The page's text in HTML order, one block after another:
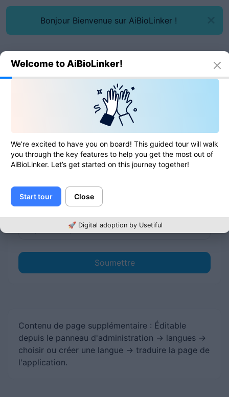
Bonjour Bienvenue sur AiBioLinker !
Recherche des en-têtes HTTP
Recherche des en-têtes HTTP
Soumettre
Contenu de page supplémentaire : Éditable
depuis le panneau d'administration -> langues ->
choisir ou créer une langue -> traduire la page de
l'application.
Welcome to AiBioLinker!
We’re excited to have you on board! This guided tour will walk
you through the key features to help you get the most out of
AiBioLinker. Let’s get started on this journey together!
Start tour Close
🚀 Digital adoption by Usetiful